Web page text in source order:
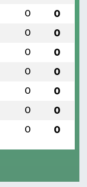
0 0
0 0
0 0
0 0
0 0
0 0
0 0